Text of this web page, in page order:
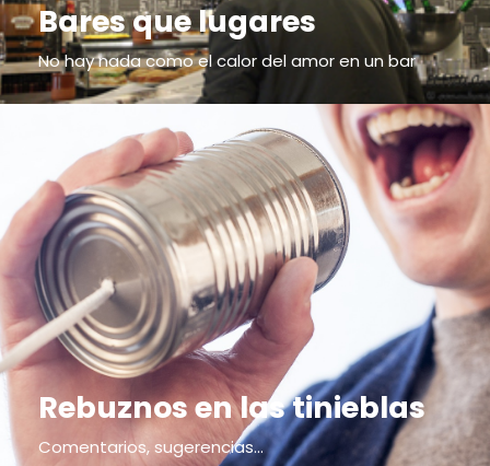
Bares que lugares
No hay nada como el calor del amor en un bar
Rebuznos en las tinieblas
Comentarios, sugerencias...